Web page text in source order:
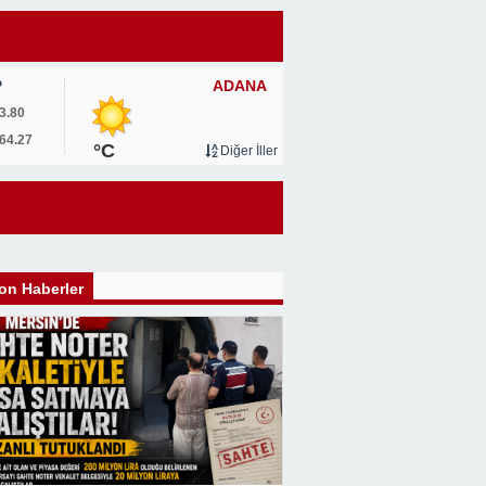
ADANA
°C Diğer İller
Haberler